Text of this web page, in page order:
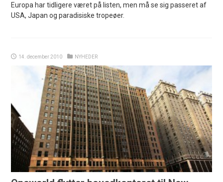
Europa har tidligere været på listen, men må se sig passeret af
USA, Japan og paradisiske tropeøer.
14. december 2010 NYHEDER